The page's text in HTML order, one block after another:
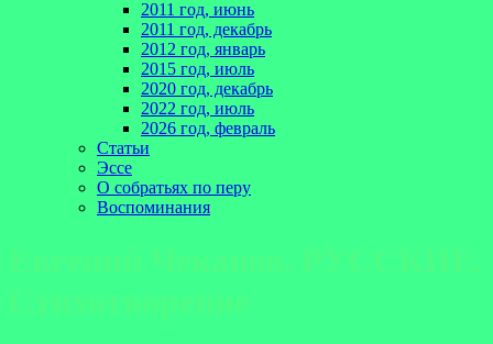
2011 год, июнь
2011 год, декабрь
2012 год, январь
2015 год, июль
2020 год, декабрь
2022 год, июль
2026 год, февраль
Статьи
Эссе
О собратьях по перу
Воспоминания